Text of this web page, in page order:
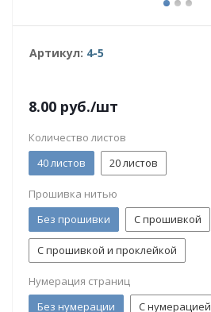
Артикул: 4-5
8.00 руб./шт
Количество листов
40 листов
20 листов
Прошивка нитью
Без прошивки
С прошивкой
С прошивкой и проклейкой
Нумерация страниц
Без нумерации
С нумерацией